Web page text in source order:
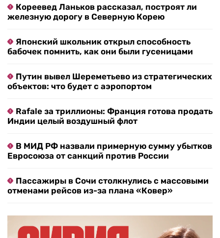
Кореевед Ланьков рассказал, построят ли
железную дорогу в Северную Корею
Японский школьник открыл способность
бабочек помнить, как они были гусеницами
Путин вывел Шереметьево из стратегических
объектов: что будет с аэропортом
Rafale за триллионы: Франция готова продать
Индии целый воздушный флот
В МИД РФ назвали примерную сумму убытков
Евросоюза от санкций против России
Пассажиры в Сочи столкнулись с массовыми
отменами рейсов из-за плана «Ковер»